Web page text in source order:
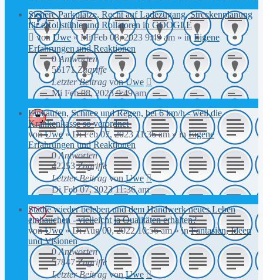
Sichere Parkplätze, Recht auf Ladezugang, Streckenplanung
für eRollstühle und Rollatoren in GOOGLE
von Uwe »Mi Feb 08, 2023 9:49 am » in Eigene
Erfahrungen und Reaktionen
0Antworten
56171Zugriffe
Letzter Beitrag vonUwe
Mi Feb 08, 2023 9:49 am
Einkaufen, Schnee und Regen, bei 6 km/h - weil die
Krankenkasse so verordnet
vonUwe»Di Feb 07, 2023 11:36 am » in Eigene
Erfahrungen und Reaktionen
0Antworten
42253Zugriffe
Letzter BeitragvonUwe
Di Feb 07, 2023 11:36 am
Städte wieder beleben und dem Handwerk neues Leben
einhauchen - vielleicht ja Qualitäten erhalten?
vonUwe»Di Aug 09, 2022 10:56 am» inFantasien, Ideen
und Visionen
0Antworten
57847Zugriffe
Letzter BeitragvonUwe